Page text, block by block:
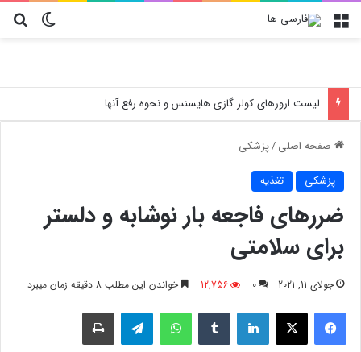
تغییر منو
آموزش تعویض فیلتر کولر گازی جنرال مکس
صفحه اصلی/پزشکی
پزشکی تغذیه
ضررهای فاجعه بار نوشابه و دلستر
برای سلامتی
جولای 11, 2021 0
12,756 خواندن این مطلب 8 دقیقه زمان میبرد
فیسبوک لینکدین واتس آپ